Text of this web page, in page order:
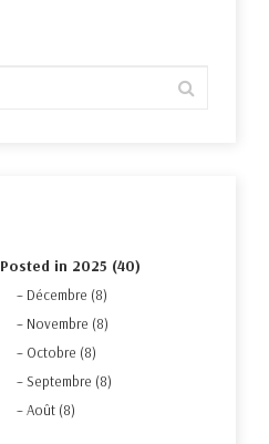
Posted in 2025 (40)
Décembre (8)
Novembre (8)
Octobre (8)
Septembre (8)
Août (8)